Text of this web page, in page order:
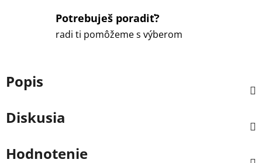
Potrebuješ poradiť?
radi ti pomôžeme s výberom
Popis
Diskusia
Hodnotenie